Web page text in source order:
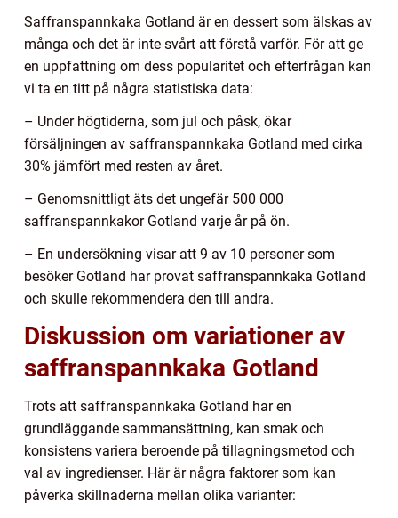
Saffranspannkaka Gotland är en dessert som älskas av
många och det är inte svårt att förstå varför. För att ge
en uppfattning om dess popularitet och efterfrågan kan
vi ta en titt på några statistiska data:
– Under högtiderna, som jul och påsk, ökar
försäljningen av saffranspannkaka Gotland med cirka
30% jämfört med resten av året.
– Genomsnittligt äts det ungefär 500 000
saffranspannkakor Gotland varje år på ön.
– En undersökning visar att 9 av 10 personer som
besöker Gotland har provat saffranspannkaka Gotland
och skulle rekommendera den till andra.
Diskussion om variationer av
saffranspannkaka Gotland
Trots att saffranspannkaka Gotland har en
grundläggande sammansättning, kan smak och
konsistens variera beroende på tillagningsmetod och
val av ingredienser. Här är några faktorer som kan
påverka skillnaderna mellan olika varianter: